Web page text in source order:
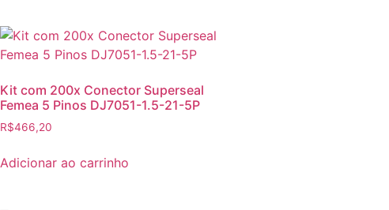
Kit com 200x Conector Superseal
Femea 5 Pinos DJ7051-1.5-21-5P
R$466,20
Adicionar ao carrinho